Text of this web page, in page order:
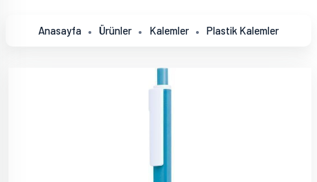
Anasayfa Ürünler Kalemler Plastik Kalemler